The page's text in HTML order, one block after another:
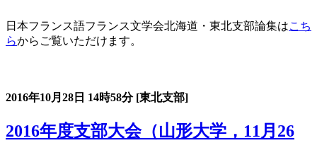
日本フランス語フランス文学会北海道・東北支部論集はこち
らからご覧いただけます。
2016年10月28日 14時58分 [東北支部]
2016年度支部大会（山形大学，11月26